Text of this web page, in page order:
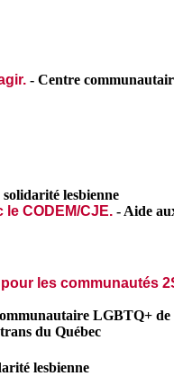
- Centre
lesbienne
CODEM/CJE. - Aide
les communautés
LGBTQ+
du Québec
lesbienne